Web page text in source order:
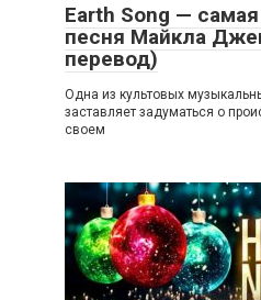
Earth Song —
песня Майкла
перевод)
Одна из культовых
заставляет задуматься о
своем